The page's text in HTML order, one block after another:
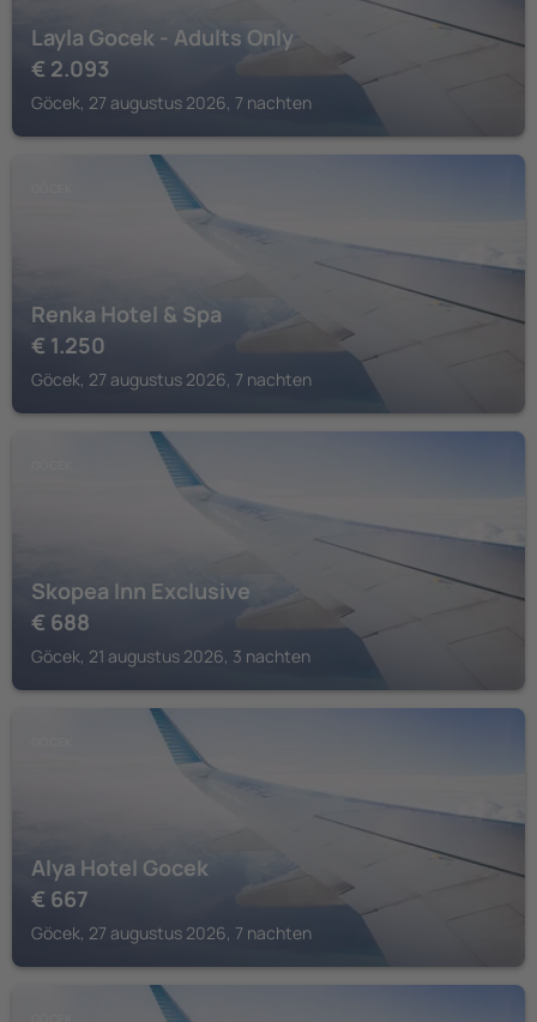
Layla Gocek - Adults Only
€ 2.093
Göcek, 27 augustus 2026, 7 nachten
Renka Hotel & Spa
€ 1.250
Göcek, 27 augustus 2026, 7 nachten
Skopea Inn Exclusive
€ 688
Göcek, 21 augustus 2026, 3 nachten
Alya Hotel Gocek
€ 667
Göcek, 27 augustus 2026, 7 nachten